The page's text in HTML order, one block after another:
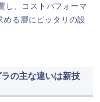
し、コストパフォーマ
める層にピッタリの設
の主な違いは新技